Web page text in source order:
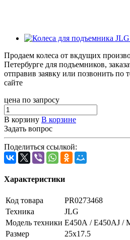
Продаем колеса от вкдущих
Петербурге для подъемников,
отправив заявку или позвонить по
сайте
цена по запросу
В корзину В корзине
Задать вопрос
Поделиться ссылкой:
Характеристики
Код товара
PR0273468
Техника
JLG
Модель техники E450A / E450AJ /
Размер
25x17.5